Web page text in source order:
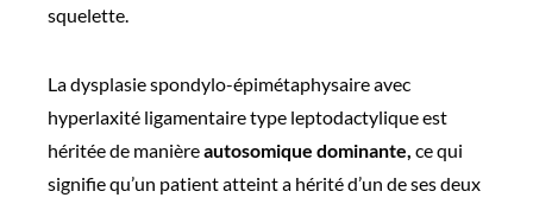
squelette.
La dysplasie spondylo-épimétaphysaire avec
hyperlaxité ligamentaire type leptodactylique est
héritée de manièreautosomique dominante, ce qui
signifie qu’un patient atteint a hérité d’un de ses deux